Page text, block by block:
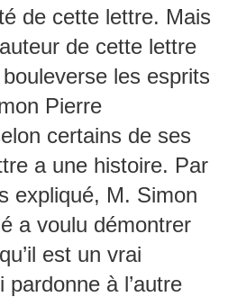
de cette lettre. Mais
de cette lettre
les esprits
Pierre
certains de ses
a une histoire. Par
expliqué, M. Simon
a voulu démontrer
est un vrai
à l’autre